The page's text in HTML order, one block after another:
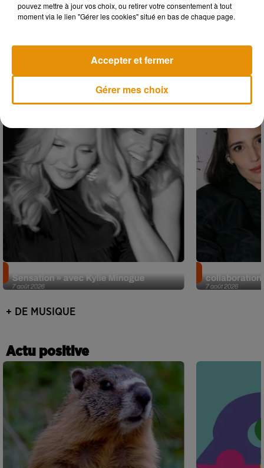
Musique
7 août 2026
Sensation » avec Kylie Minogue
7 août 2026
collaboration
+ DE MUSIQUE
Actu positive
pouvez mettre à jour vos choix, ou retirer votre consentement à tout
moment via le lien "Gérer les cookies" situé en bas de chaque page.
Gérer mes choix
Accepter et fermer